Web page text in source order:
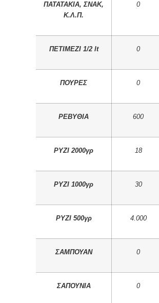
ΠΑΤΑΤΑΚΙΑ, ΣΝΑΚ,
Κ.Λ.Π.
0
ΠΕΤΙΜΕΖΙ 1/2 lt 0
ΠΟΥΡΕΣ 0
ΡΕΒΥΘΙΑ 600
ΡΥΖΙ 2000γρ 18
ΡΥΖΙ 1000γρ 30
ΡΥΖΙ 500γρ 4.000
ΣΑΜΠΟΥΑΝ 0
ΣΑΠΟΥΝΙΑ 0